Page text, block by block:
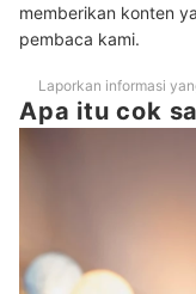
memberikan konten
pembaca kami.
Laporkan informasi
Apa itu cok